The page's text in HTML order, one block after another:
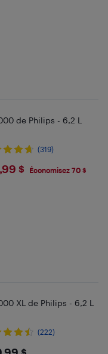
de Philips - 6,2 L
(319)
$ Économisez 70 $
XL de Philips - 6,2 L
(222)